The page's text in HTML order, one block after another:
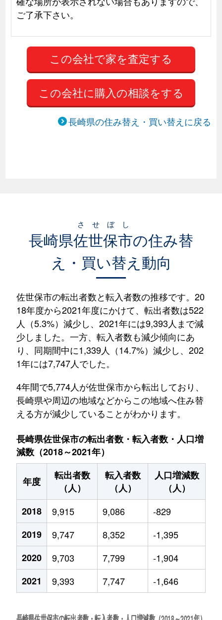
ご了承下さい。
この会社に購入の相談をする
長崎県の住み替え・買い替えに戻る
長崎県佐世保市
させぼし
の住み替
え・買い替え動向
佐世保市の転出者数と転入者数の推移です。20
18年度から2021年度にかけて、転出者数は522
人（5.3%）減少し、2021年には9,393人まで減
少しました。一方、転入者数も減少傾向にあ
り、同期間中に1,339人（14.7%）減少し、202
1年には7,747人でした。
4年間で5,774人が佐世保市から転出しており、
長崎県や周辺の地域などからこの地域へ住み替
える方が減少していることがわかります。
長崎県佐世保市の転出者数・転入者数・人口増
減数（2018～2021年）
年度
転出者数
（人）
転入者数
（人）
人口増減数
（人）
2018
9,915 9,086
-829
2019
9,747 8,352
-1,395
2020
9,703 7,799
-1,904
2021
9,393 7,747 -1,646